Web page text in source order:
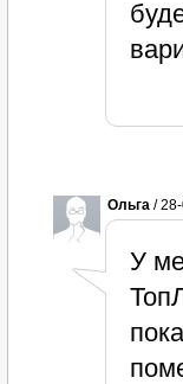
Ольга /
У